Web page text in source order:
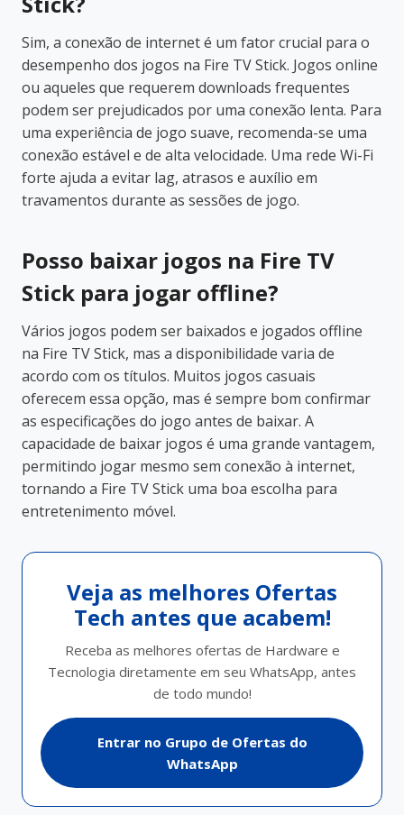
Sim, a conexão de internet é um fator crucial para o
desempenho dos jogos na Fire TV Stick. Jogos online
ou aqueles que requerem downloads frequentes
podem ser prejudicados por uma conexão lenta. Para
uma experiência de jogo suave, recomenda-se uma
conexão estável e de alta velocidade. Uma rede Wi-Fi
forte ajuda a evitar lag, atrasos e auxílio em
travamentos durante as sessões de jogo.
Posso baixar jogos na Fire TV
Stick para jogar offline?
Vários jogos podem ser baixados e jogados offline
na Fire TV Stick, mas a disponibilidade varia de
acordo com os títulos. Muitos jogos casuais
oferecem essa opção, mas é sempre bom confirmar
as especificações do jogo antes de baixar. A
capacidade de baixar jogos é uma grande vantagem,
permitindo jogar mesmo sem conexão à internet,
tornando a Fire TV Stick uma boa escolha para
entretenimento móvel.
Veja as melhores Ofertas
Tech antes que acabem!
Receba as melhores ofertas de Hardware e
Tecnologia diretamente em seu WhatsApp, antes
de todo mundo!
Entrar no Grupo de Ofertas do
WhatsApp